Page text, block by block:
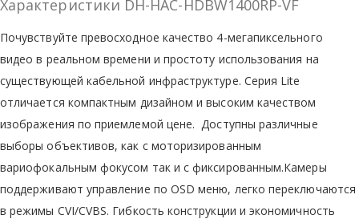
Характеристики DH-HAC-HDBW1400RP-VF
Почувствуйте превосходное качество 4-мегапиксельного
видео в реальном времени и простоту использования на
существующей кабельной инфраструктуре. Серия Lite
отличается компактным дизайном и высоким качеством
изображения по приемлемой цене. Доступны различные
выборы объективов, как с моторизированным
вариофокальным фокусом так и с фиксированным.Камеры
поддерживают управление по OSD меню, легко переключаются
в режимы CVI/CVBS. Гибкость конструкции и экономичность